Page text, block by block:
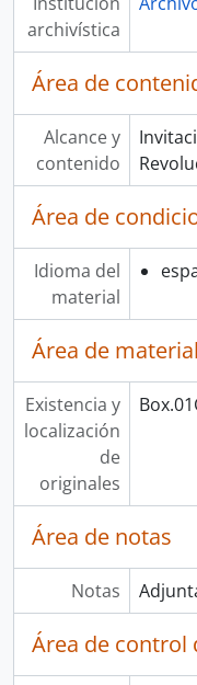
archivística
Área de
Alcance y
contenido
Área de
Idioma del
material
Área de
Existencia y
localización
de
originales
Área de notas
Notas
Área de control